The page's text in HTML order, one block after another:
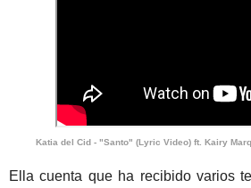
Katia del Cid - "Santo" (Lyric Video) ft. Kairy
Ella cuenta que ha recibido varios